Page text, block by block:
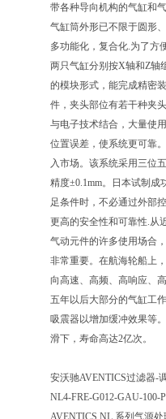
带各种导向机构的气缸和
气缸筒外形已不限于圆形
多功能化，复合化.为了方
两只气缸分别按X轴和Z轴
的模块形式，能完成精密
件，夹头部位有若干种夹
与电子技术结合，大量使
位置误差，使系统更可靠
入市场。该系统采用三位
精度±0.1mm。日本试制
足条件时，不必通过外部
更高的安全性和可靠性.从
气动元件的许多使用场合
非常重要。在航海轮船上
向高速、高频、高响应、
五年以后大部分的气缸工
吸震器以增加缓冲效果等
滑下，寿命高达2亿次。
安沃驰AVENTICS过滤器-
NL4-FRE-G012-GAU-100-
AVENTICS NL 系列气源